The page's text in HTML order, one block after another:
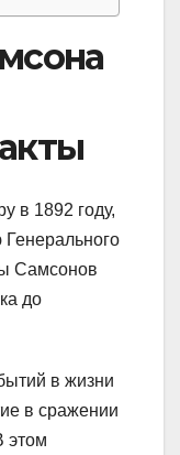
в 1892 году,
Самсонов
до
в жизни
в сражении
этом